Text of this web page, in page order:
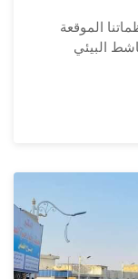
٢٠٢٦ تتابع منظماتنا الموقعة
البيئي